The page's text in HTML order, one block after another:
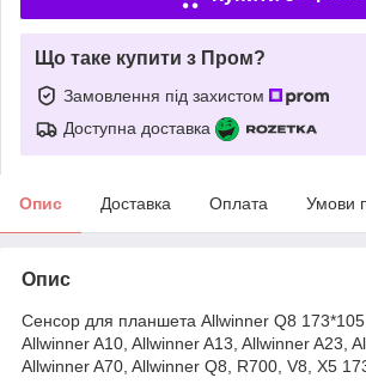
Що таке купити з Пром?
Замовлення під захистом
Доступна доставка
Опис Доставка Оплата Умови
Опис
Сенсор для планшета Allwinner Q8
Allwinner A10, Allwinner A13, Allwinner A23,
Allwinner A70, Allwinner Q8, R700, V8, X5